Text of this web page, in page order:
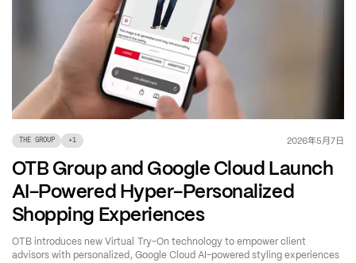
THE GROUP +1 2026年5月7日
OTB Group and Google Cloud Launch
AI-Powered Hyper-Personalized
Shopping Experiences
OTB introduces new Virtual Try-On technology to empower client
advisors with personalized, Google Cloud AI-powered styling experiences